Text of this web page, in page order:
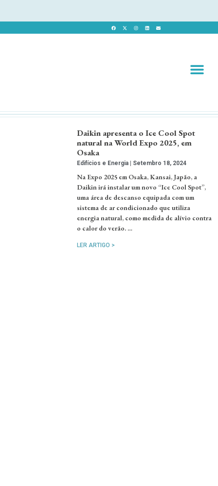
Daikin apresenta o Ice Cool Spot
natural na World Expo 2025, em
Osaka
Edifícios e Energia Setembro 18, 2024
Na Expo 2025 em Osaka, Kansai, Japão, a
Daikin irá instalar um novo “Ice Cool Spot”,
uma área de descanso equipada com um
sistema de ar condicionado que utiliza
energia natural, como medida de alívio contra
o calor do verão. …
LER ARTIGO >